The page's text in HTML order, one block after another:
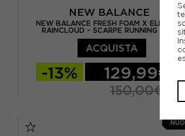
NEW BALANCE
NEW BALANCE FRESH FOAM X ELLIPSE
RAINCLOUD - SCARPE RUNNING UOMO
EUR 42.5 / US 9 EUR 43 / US
ACQUISTA
-13% 129,99€
150,00€